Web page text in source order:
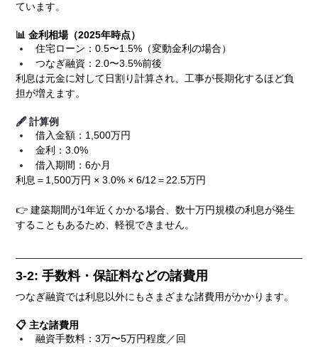
ています。
📊 金利相場（2025年時点）
住宅ローン：0.5〜1.5%（変動金利の場合）
つなぎ融資：2.0〜3.5%前後
利息は元金に対して日割り計算され、工事が長期化するほど負
担が増えます。
🖋️ 計算例
借入金額：1,500万円
金利：3.0%
借入期間：6か月
利息＝1,500万円 × 3.0% × 6/12＝22.5万円
👉 建築期間が1年近くかかる場合、数十万円規模の利息が発生
することもあるため、軽視できません。
3-2: 手数料・保証料などの諸費用
つなぎ融資では利息以外にもさまざまな諸費用がかかります。
📋 主な諸費用
融資手数料：3万〜5万円程度／回